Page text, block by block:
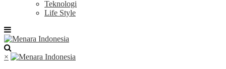
Teknologi
Life Style
×